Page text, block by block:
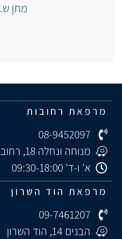
מתן ש.
מרפאת הוד השרון
09-7461207
הבנים 14, הוד השרון
מרפאת רחובות
08-9452097
מנוחה ונחלה 18, רחובות
א' ו-ד' 09:30-18:00